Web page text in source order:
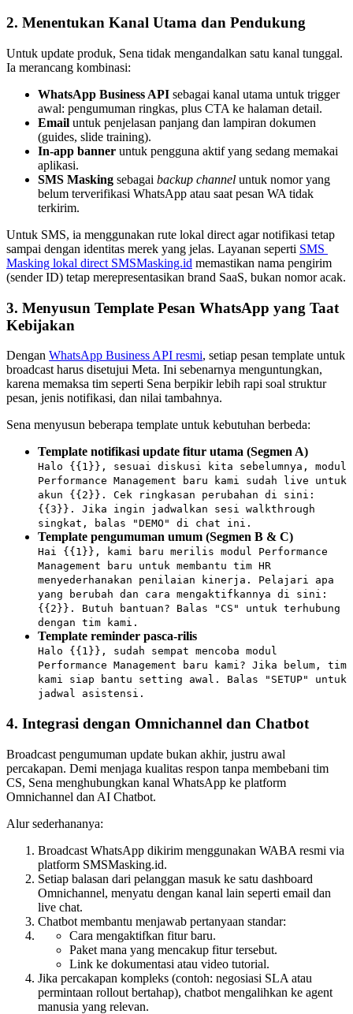
2. Menentukan Kanal Utama dan Pendukung
Untuk update produk, Sena tidak mengandalkan satu kanal tunggal.
Ia merancang kombinasi:
WhatsApp Business API sebagai kanal utama untuk trigger
awal: pengumuman ringkas, plus CTA ke halaman detail.
Email untuk penjelasan panjang dan lampiran dokumen
(guides, slide training).
In-app banner untuk pengguna aktif yang sedang memakai
aplikasi.
SMS Masking sebagai backup channel untuk nomor yang
belum terverifikasi WhatsApp atau saat pesan WA tidak
terkirim.
Untuk SMS, ia menggunakan rute lokal direct agar notifikasi tetap
sampai dengan identitas merek yang jelas. Layanan seperti SMS
Masking lokal direct SMSMasking.id memastikan nama pengirim
(sender ID) tetap merepresentasikan brand SaaS, bukan nomor acak.
3. Menyusun Template Pesan WhatsApp yang Taat
Kebijakan
Dengan WhatsApp Business API resmi, setiap pesan template untuk
broadcast harus disetujui Meta. Ini sebenarnya menguntungkan,
karena memaksa tim seperti Sena berpikir lebih rapi soal struktur
pesan, jenis notifikasi, dan nilai tambahnya.
Sena menyusun beberapa template untuk kebutuhan berbeda:
Template notifikasi update fitur utama (Segmen A)
Halo {{1}}, sesuai diskusi kita sebelumnya, modul
Performance Management baru kami sudah live untuk
akun {{2}}. Cek ringkasan perubahan di sini:
{{3}}. Jika ingin jadwalkan sesi walkthrough
singkat, balas "DEMO" di chat ini.
Template pengumuman umum (Segmen B & C)
Hai {{1}}, kami baru merilis modul Performance
Management baru untuk membantu tim HR
menyederhanakan penilaian kinerja. Pelajari apa
yang berubah dan cara mengaktifkannya di sini:
{{2}}. Butuh bantuan? Balas "CS" untuk terhubung
dengan tim kami.
Template reminder pasca-rilis
Halo {{1}}, sudah sempat mencoba modul
Performance Management baru kami? Jika belum, tim
kami siap bantu setting awal. Balas "SETUP" untuk
jadwal asistensi.
4. Integrasi dengan Omnichannel dan Chatbot
Broadcast pengumuman update bukan akhir, justru awal
percakapan. Demi menjaga kualitas respon tanpa membebani tim
CS, Sena menghubungkan kanal WhatsApp ke platform
Omnichannel dan AI Chatbot.
Alur sederhananya:
Broadcast WhatsApp dikirim menggunakan WABA resmi via
platform SMSMasking.id.
Setiap balasan dari pelanggan masuk ke satu dashboard
Omnichannel, menyatu dengan kanal lain seperti email dan
live chat.
Chatbot membantu menjawab pertanyaan standar:
Cara mengaktifkan fitur baru.
Paket mana yang mencakup fitur tersebut.
Link ke dokumentasi atau video tutorial.
Jika percakapan kompleks (contoh: negosiasi SLA atau
permintaan rollout bertahap), chatbot mengalihkan ke agent
manusia yang relevan.